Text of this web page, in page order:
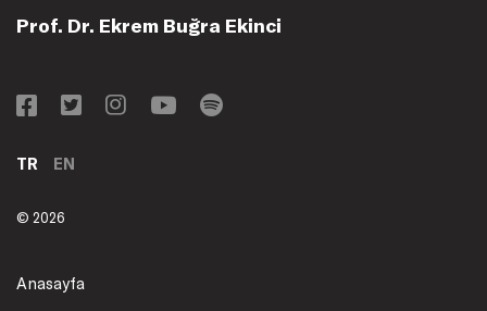
Prof. Dr. Ekrem Buğra Ekinci
TR EN
© 2026
Anasayfa